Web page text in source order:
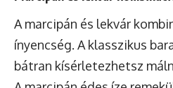
A marcipán és lekvár
ínyencség. A klasszikus
bátran kísérletezhetsz